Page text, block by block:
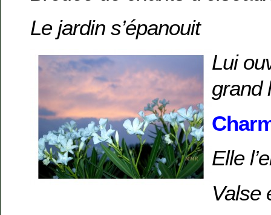
Le jardin s’épanouit
Lui
grand
Elle
Valse